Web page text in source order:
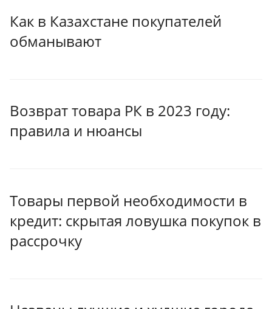
Как в Казахстане покупателей
обманывают
Возврат товара РК в 2023 году:
правила и нюансы
Товары первой необходимости в
кредит: скрытая ловушка покупок в
рассрочку